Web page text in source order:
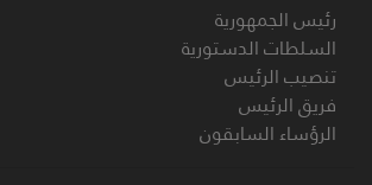
رئيس الجمهورية
السلطات الدستورية
تنصيب الرئيس
فريق الرئيس
الرؤساء السابقون